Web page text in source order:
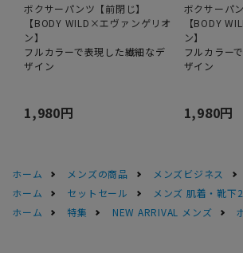
ボクサーパンツ【前閉じ】
【BODY WILD×エヴァンゲリオ
ン】
フルカラーで表現した繊細なデ
ザイン
1,980円
ボクサーパ
【BODY
ン】
フルカラー
ザイン
1,980円
ホーム メンズの商品 メンズビジネス
ホーム
セットセール メンズ 肌着・靴下
ホーム
特集 NEW ARRIVAL メンズ